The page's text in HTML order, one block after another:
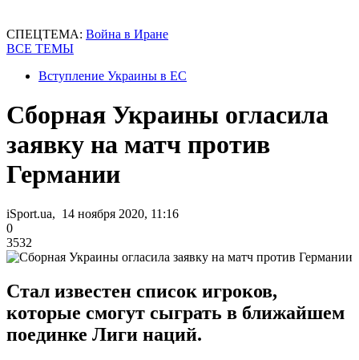
СПЕЦТЕМА: Война в Иране
ВСЕ ТЕМЫ
Вступление Украины в ЕС
Сборная Украины огласила
заявку на матч против
Германии
iSport.ua, 14 ноября 2020, 11:16
0
3532
Стал известен список игроков,
которые смогут сыграть в ближайшем
поединке Лиги наций.